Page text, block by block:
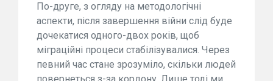
По-друге, з огляду на методологічні
аспекти, після завершення війни слід буде
дочекатися одного-двох років, щоб
міграційні процеси стабілізувалися. Через
певний час стане зрозуміло, скільки людей